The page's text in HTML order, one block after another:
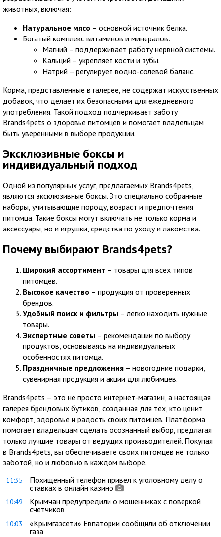
животных, включая:
Натуральное мясо – основной источник белка.
Богатый комплекс витаминов и минералов:
Магний – поддерживает работу нервной системы.
Кальций – укрепляет кости и зубы.
Натрий – регулирует водно-солевой баланс.
Корма, представленные в галерее, не содержат искусственных
добавок, что делает их безопасными для ежедневного
употребления. Такой подход подчеркивает заботу
Brands4pets о здоровье питомцев и помогает владельцам
быть уверенными в выборе продукции.
Эксклюзивные боксы и
индивидуальный подход
Одной из популярных услуг, предлагаемых Brands4pets,
являются эксклюзивные боксы. Это специально собранные
наборы, учитывающие породу, возраст и предпочтения
питомца. Такие боксы могут включать не только корма и
аксессуары, но и игрушки, средства по уходу и лакомства.
Почему выбирают Brands4pets?
Широкий ассортимент – товары для всех типов
питомцев.
Высокое качество – продукция от проверенных
брендов.
Удобный поиск и фильтры – легко находить нужные
товары.
Экспертные советы – рекомендации по выбору
продуктов, основываясь на индивидуальных
особенностях питомца.
Праздничные предложения – новогодние подарки,
сувенирная продукция и акции для любимцев.
Brands4pets – это не просто интернет-магазин, а настоящая
галерея брендовых бутиков, созданная для тех, кто ценит
комфорт, здоровье и радость своих питомцев. Платформа
помогает владельцам сделать осознанный выбор, предлагая
только лучшие товары от ведущих производителей. Покупая
в Brands4pets, вы обеспечиваете своих питомцев не только
заботой, но и любовью в каждом выборе.
11:35
Похищенный телефон привел к уголовному делу о
ставках в онлайн казино
10:49
Крымчан предупредили о мошенниках с поверкой
счётчиков
10:03
«Крымгазсети» Евпатории сообщили об отключении
газа